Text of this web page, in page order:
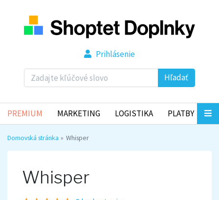
Hľadať
Prihlásenie
PREMIUM MARKETING LOGISTIKA PLATBY
Domovská stránka Whisper
Whisper